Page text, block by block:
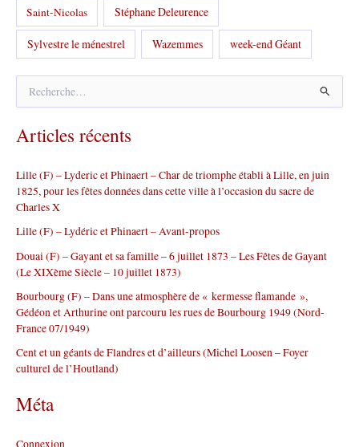
Saint-Nicolas Stéphane Deleurence
Sylvestre le ménestrel Wazemmes week-end Géant
h
e
c
h
e
r
:
Articles récents
Lille (F) – Lyderic et Phinaert – Char de triomphe établi à Lille, en juin
1825, pour les fêtes données dans cette ville à l’occasion du sacre de
Charles X
Lille (F) – Lydéric et Phinaert – Avant-propos
Douai (F) – Gayant et sa famille – 6 juillet 1873 – Les Fêtes de Gayant
(Le XIXème Siècle – 10 juillet 1873)
Bourbourg (F) – Dans une atmosphère de « kermesse flamande »,
Gédéon et Arthurine ont parcouru les rues de Bourbourg 1949 (Nord-
France 07/1949)
Cent et un géants de Flandres et d’ailleurs (Michel Loosen – Foyer
culturel de l’Houtland)
Méta